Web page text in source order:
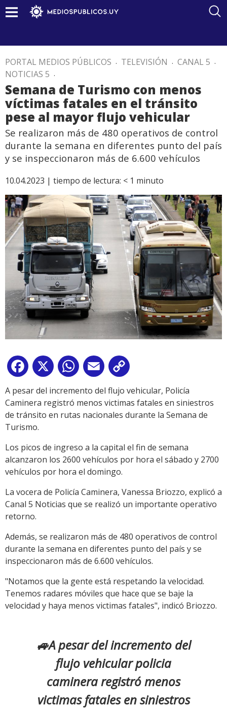
PORTAL MEDIOS PÚBLICOS . TELEVISIÓN . CANAL 5 .
NOTICIAS 5 .
Semana de Turismo con menos
víctimas fatales en el tránsito
pese al mayor flujo vehicular
Se realizaron más de 480 operativos de control
durante la semana en diferentes punto del país
y se inspeccionaron más de 6.600 vehículos
10.04.2023 | tiempo de lectura: < 1 minuto
Facebook
X WhatsApp
Email
Link
A pesar del incremento del flujo vehicular, Policía
Caminera registró menos victimas fatales en siniestros
de tránsito en rutas nacionales durante la Semana de
Turismo.
Los picos de ingreso a la capital el fin de semana
alcanzaron los 2600 vehículos por hora el sábado y 2700
vehículos por hora el domingo.
La vocera de Policía Caminera, Vanessa Briozzo, explicó a
Canal 5 Noticias que se realizó un importante operativo
retorno.
Además, se realizaron más de 480 operativos de control
durante la semana en diferentes punto del país y se
inspeccionaron más de 6.600 vehículos.
"Notamos que la gente está respetando la velocidad.
Tenemos radares móviles que hace que se baje la
velocidad y haya menos victimas fatales", indicó Briozzo.
🚙A pesar del incremento del
flujo vehicular policia
caminera registró menos
victimas fatales en siniestros